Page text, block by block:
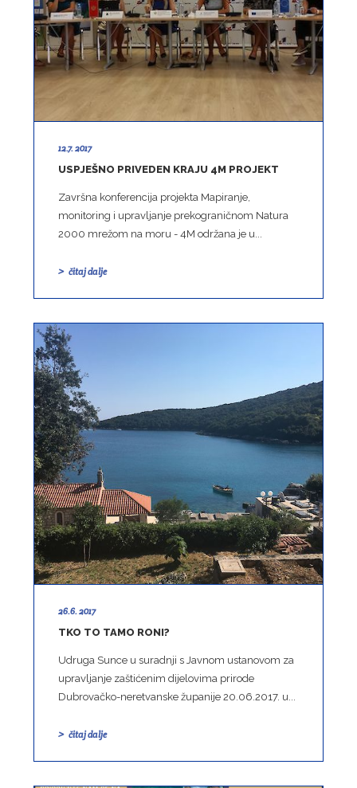
12.7. 2017
USPJEŠNO PRIVEDEN KRAJU 4M PROJEKT
Završna konferencija projekta Mapiranje,
monitoring i upravljanje prekograničnom Natura
2000 mrežom na moru - 4M održana je u...
čitaj dalje
26.6. 2017
TKO TO TAMO RONI?
Udruga Sunce u suradnji s Javnom ustanovom za
upravljanje zaštićenim dijelovima prirode
Dubrovačko-neretvanske županije 20.06.2017. u...
čitaj dalje